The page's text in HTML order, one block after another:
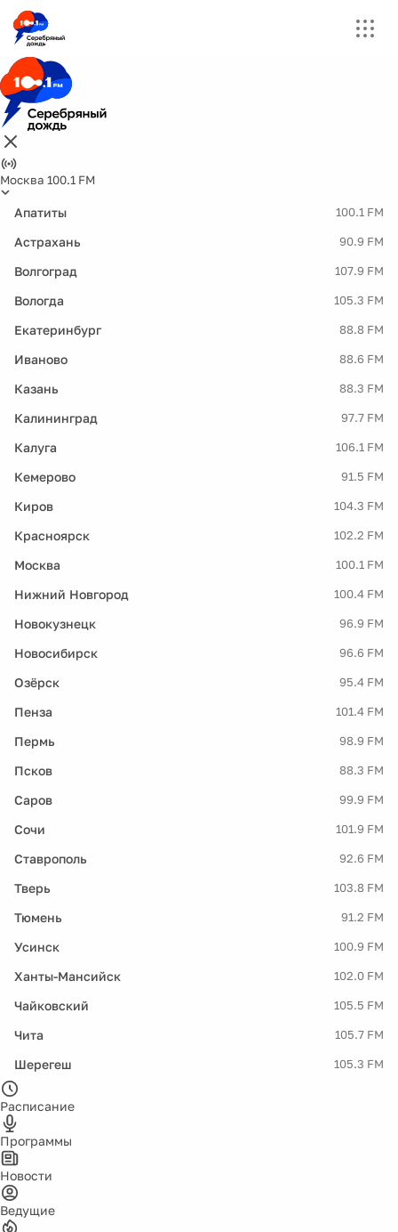
Москва 100.1 FM
Апатиты 100.1 FM
Астрахань 90.9 FM
Волгоград 107.9 FM
Вологда 105.3 FM
Екатеринбург 88.8 FM
Иваново 88.6 FM
Казань 88.3 FM
Калининград 97.7 FM
Калуга 106.1 FM
Кемерово 91.5 FM
Киров 104.3 FM
Красноярск 102.2 FM
Москва 100.1 FM
Нижний Новгород 100.4 FM
Новокузнецк 96.9 FM
Новосибирск 96.6 FM
Озёрск 95.4 FM
Пенза 101.4 FM
Пермь 98.9 FM
Псков 88.3 FM
Саров 99.9 FM
Сочи 101.9 FM
Ставрополь 92.6 FM
Тверь 103.8 FM
Тюмень 91.2 FM
Усинск 100.9 FM
Ханты-Мансийск 102.0 FM
Чайковский 105.5 FM
Чита 105.7 FM
Шерегеш 105.3 FM
Расписание
Программы
Новости
Ведущие